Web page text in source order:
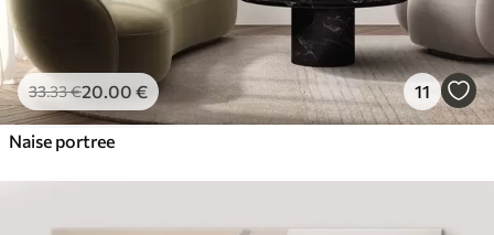
33.33€20.00 € 11
Naise portree